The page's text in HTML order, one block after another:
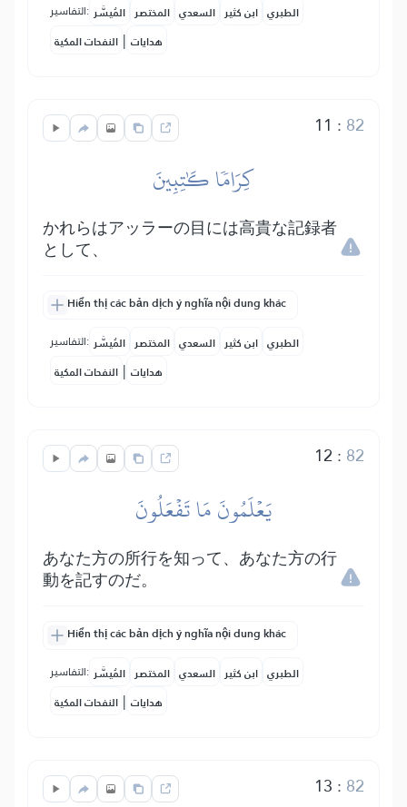
التفاسير: المُيسَّر المختصر السعدي ابن كثير الطبري
النفحات المكية | هدايات
11 : 82
كِرَامٗا كَٰتِبِينَ
かれらはアッラーの目には高貴な記録者
として、
Hiển thị các bản dịch ý nghĩa nội dung khác
التفاسير: المُيسَّر المختصر السعدي ابن كثير الطبري
النفحات المكية | هدايات
12 : 82
يَعۡلَمُونَ مَا تَفۡعَلُونَ
あなた方の所行を知って、あなた方の行
動を記すのだ。
Hiển thị các bản dịch ý nghĩa nội dung khác
التفاسير: المُيسَّر المختصر السعدي ابن كثير الطبري
النفحات المكية | هدايات
13 : 82